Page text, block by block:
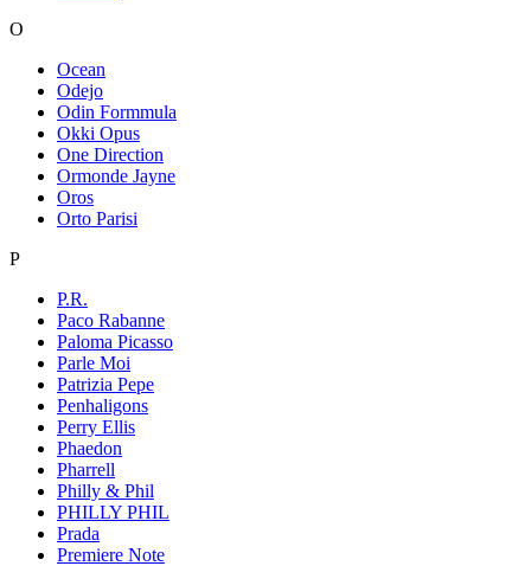
O
Ocean
Odejo
Odin Formmula
Okki Opus
One Direction
Ormonde Jayne
Oros
Orto Parisi
P
P.R.
Paco Rabanne
Paloma Picasso
Parle Moi
Patrizia Pepe
Penhaligons
Perry Ellis
Phaedon
Pharrell
Philly & Phil
PHILLY PHIL
Prada
Premiere Note